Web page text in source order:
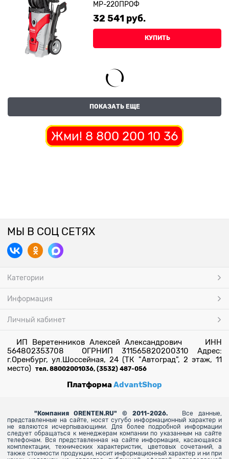
МР-220ПРОФ
32 541 руб.
КУПИТЬ
ПОКАЗАТЬ ЕЩЕ
Жми! 8 800 200 10 36
МЫ В СОЦ СЕТЯХ
Категории
Информация
Личный кабинет
ИП Веретенников Алексей Александрович ИНН
564802353708 ОГРНИП 311565820200310 Адрес:
г.Оренбург, ул.Шоссейная, 24 (ТК "Автоград", 2 этаж, 11
место) тел. 88002001036, (3532) 487-056
ПлатформаAdvantShop
" Компания ORENTEN.RU" © 2011-2026.
Все данные,
представленные на сайте, носят сугубо информационный характер и
не являются исчерпывающими. Для более подробной информации
следует обращаться к менеджерам компании по указанным на сайте
телефонам. Вся представленная на сайте информация, касающаяся
комплектации, технических характеристик, цветовых сочетаний, а
также стоимости продукции, носит информационный характер и ни при